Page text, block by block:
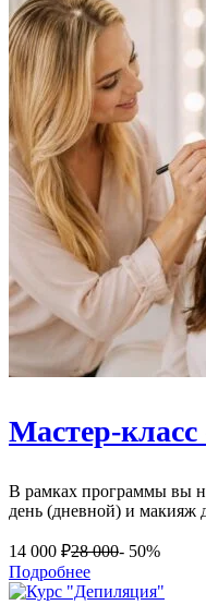
Мастер-
В рамках программы вы
день (дневной) и макияж
14 000 ₽28 000- 50%
Подробнее